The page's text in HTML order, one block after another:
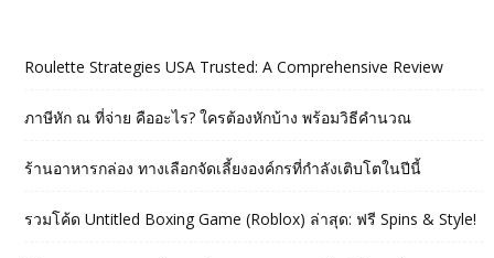
Roulette Strategies USA Trusted: A Comprehensive Review
ภาษีหัก ณ ที่จ่าย คืออะไร? ใครต้องหักบ้าง พร้อมวิธีคำนวณ
ร้านอาหารกล่อง ทางเลือกจัดเลี้ยงองค์กรที่กำลังเติบโตในปีนี้
รวมโค้ด Untitled Boxing Game (Roblox) ล่าสุด: ฟรี Spins & Style!